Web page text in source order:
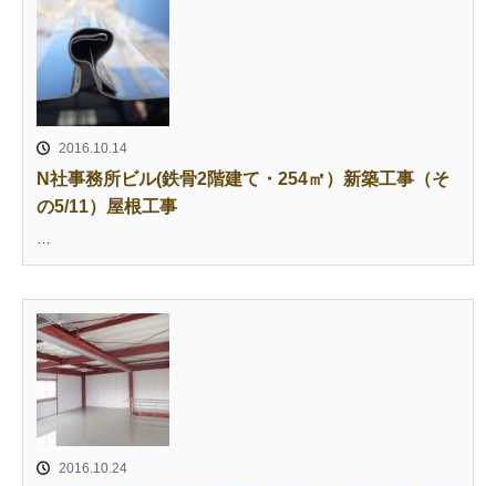
2016.10.14
N社事務所ビル(鉄骨2階建て・254㎡）新築工事（そ
の5/11）屋根工事
…
2016.10.24